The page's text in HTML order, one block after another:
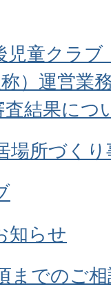
児童クラ
）運営業
結果につ
場所づくり
知らせ
までのご